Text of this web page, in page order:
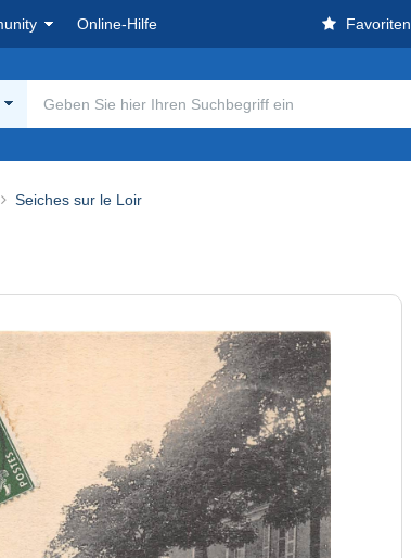
Online-Hilfe Favoriten
Seiches sur le Loir